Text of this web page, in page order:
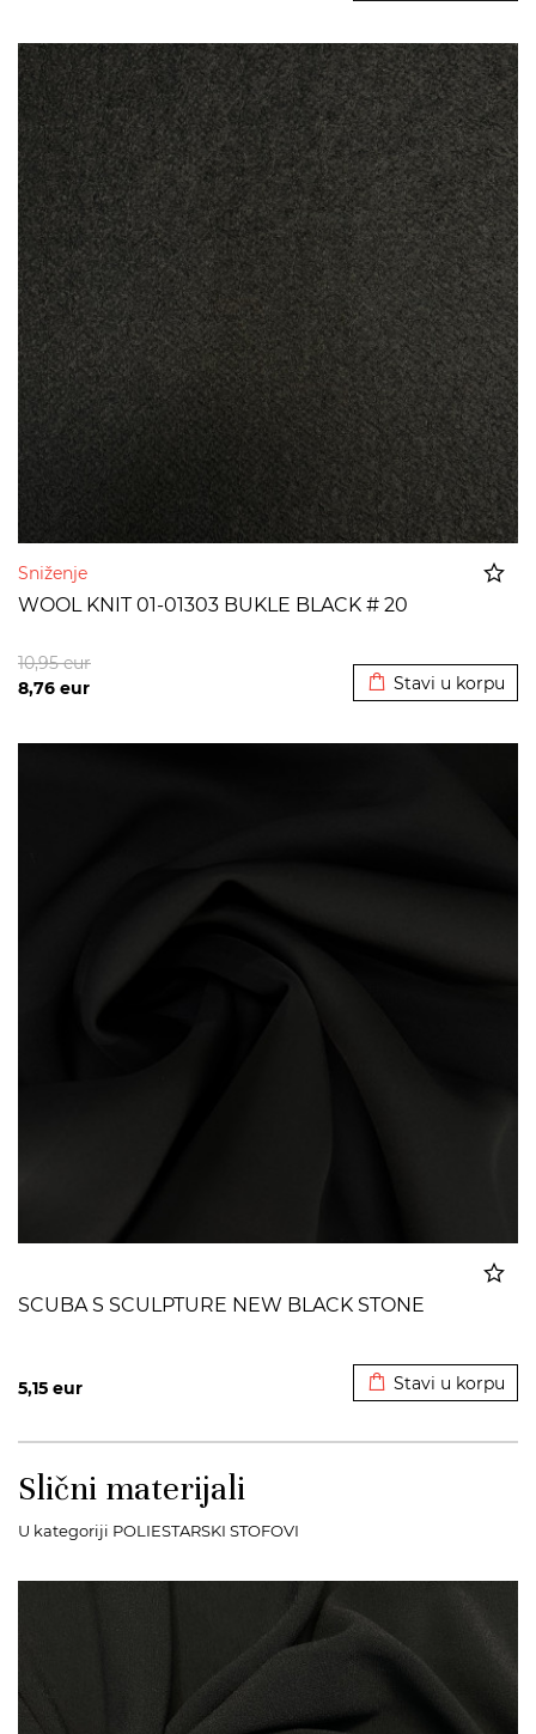
Sniženje
WOOL KNIT 01-01303 BUKLE BLACK # 20
8,76 eur
10,95eur
Stavi u korpu
SCUBA S SCULPTURE NEW BLACK STONE
5,15 eur Stavi u korpu
Slični materijali
U kategoriji POLIESTARSKI STOFOVI